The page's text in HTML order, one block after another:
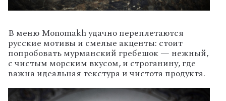
В менюMonomakhудачнопереплетаются
русские мотивы и смелые акценты: стоит
попробоватьмурманский гребешок— нежный,
счистым морским вкусом,и строганину,где
важнаидеальная текстураичистотапродукта.